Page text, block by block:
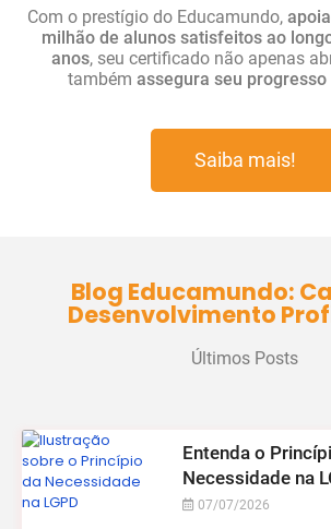
Com o prestígio do Educamundo,
milhão de alunos satisfeitos ao
anos, seu certificado não apenas
também assegura seu
Saiba mais!
Blog Educamundo:
Desenvolvimento
Últimos Posts
Entenda o
Necessidade na
07/07/2026